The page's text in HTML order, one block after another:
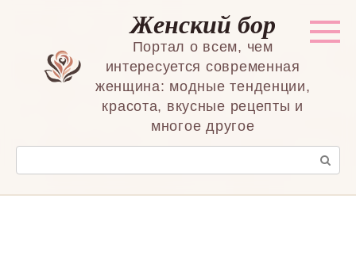
Женский бор
Портал о всем, чем
интересуется современная
женщина: модные тенденции,
красота, вкусные рецепты и
многое другое
Поиск: